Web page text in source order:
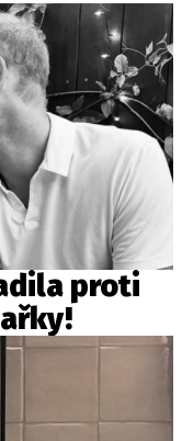
proti